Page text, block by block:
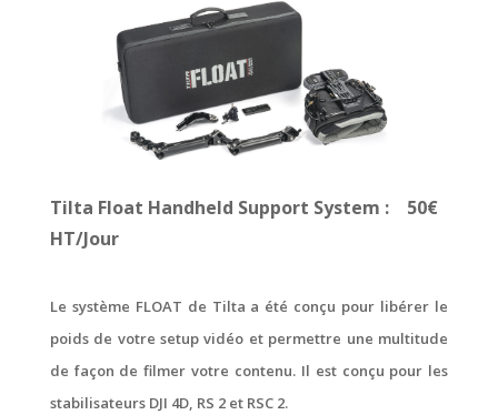
Tilta Float Handheld Support System : 50€
HT/Jour
Le système FLOAT de Tilta a été conçu pour libérer le
poids de votre setup vidéo et permettre une multitude
de façon de filmer votre contenu. Il est conçu pour les
stabilisateurs DJI 4D, RS 2 et RSC 2.